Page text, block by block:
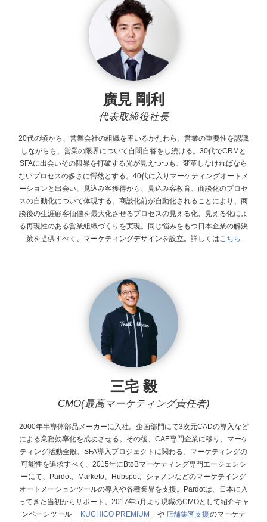
廣見 剛利
代表取締役社長
20代の頃から、営業会社の組織を率いるかたわら、営業の重要性を認識
しながらも、営業の限界について自問自答をし続ける。30代でCRMと
SFAに出会いその限界を打破する光が見えつつも、変革しなければなら
ないプロセスの多さに愕然とする。40代に入りマーケティングオートメ
ーションと出会い、見込み客獲得から、見込み客教育、商談化のプロセ
スの自動化について体現する。商談化前が自動化されることにより、商
談後の生涯顧客価値を最大化させるプロセスの見える化、見える化によ
る再現性のある営業組織づくりを実現。同じ悩みをもつ日本企業の解決
策を提供すべく、マーケティングデザインを設立。 詳しくはこちら
三宅 毅
CMO(最高マーケティング責任者)
2000年半導体部品メーカーに入社。企画部門にて3次元CADの導入など
による業務効率化を成功させる。その後、CAE専門企業に移り、マーケ
ティング活動全般、SFA導入プロジェクトに関わる。マーケティングの
可能性を追求すべく、2015年にBtoBマーケティング専門エージェンシ
ーにて、Pardot、Marketo、Hubspot、シャノンなどのマーケテイング
オートメーションツールの導入や各種業界を支援。Pardotは、日本に入
ってきた当初からサポート。 2017年5月より現職のCMOとして紹介キャ
ンペーンツール「
KUCHICO PREMIUM 」や 店舗集客支援のマーケテ